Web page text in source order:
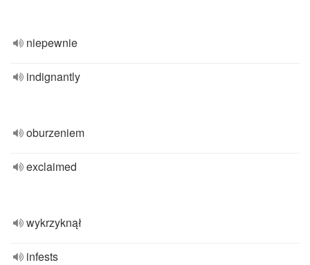
niepewnie
indignantly
oburzeniem
exclaimed
wykrzyknął
infests